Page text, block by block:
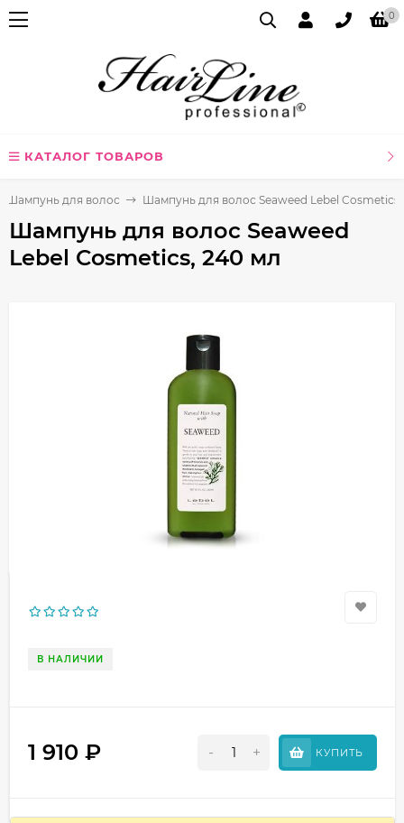
0
КАТАЛОГ ТОВАРОВ
Шампунь для волос Шампунь для волос Seaweed Lebel
Шампунь для волос Seaweed
Lebel Cosmetics, 240 мл
В НАЛИЧИИ
1 910 ₽ - + КУПИТЬ